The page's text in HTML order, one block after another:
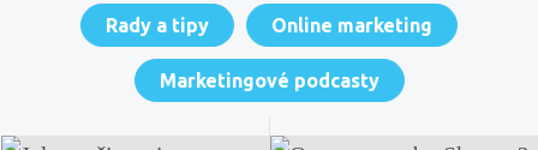
Rady a tipy Online marketing
Marketingové podcasty